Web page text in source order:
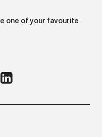
one of your favourite